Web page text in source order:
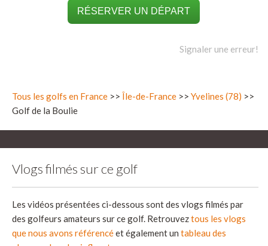
RÉSERVER UN DÉPART
Signaler une erreur!
Tous les golfs en France >> Île-de-France >> Yvelines (78) >>
Golf de la Boulie
Vlogs filmés sur ce golf
Les vidéos présentées ci-dessous sont des vlogs filmés par
des golfeurs amateurs sur ce golf. Retrouveztous les vlogs
que nous avons référencéet également un tableau des